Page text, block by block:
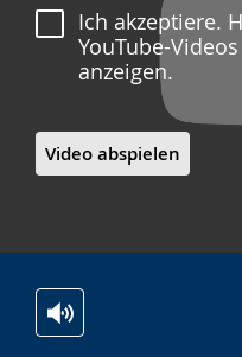
Ich akzeptiere.
YouTube-
anzeigen.
Video abspielen